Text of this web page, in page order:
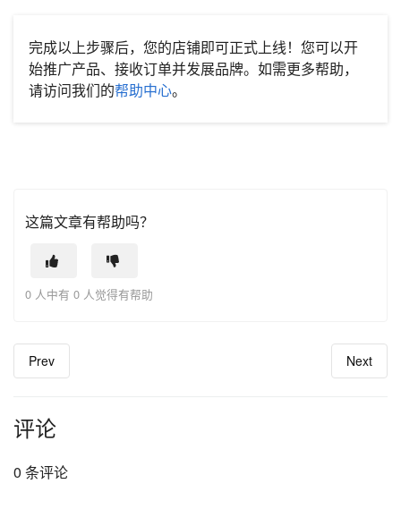
完成以上步骤后，您的店铺即可正式上线！您可以开
始推广产品、接收订单并发展品牌。如需更多帮助，
请访问我们的帮助中心。
这篇文章有帮助吗？
0 人中有 0 人觉得有帮助
Prev Next
评论
0 条评论